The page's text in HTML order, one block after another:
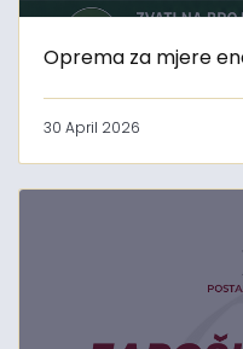
Oprema za mjere
30 April 2026